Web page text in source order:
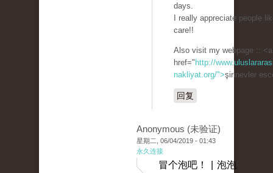
days.
I really appreciate people
care!!
Also visit my webpage :: <a
href=" http://
nakliyat.org/">şirinevler
回复
Anonymous (未验证)
星期二, 06/04/2019 - 01:43
永久连接
冒个泡吧！ | 泡泡